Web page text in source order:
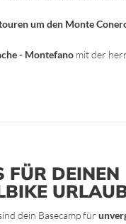
um den Monte
- Montefano mit der
FÜR DEINEN
dein Basecamp für